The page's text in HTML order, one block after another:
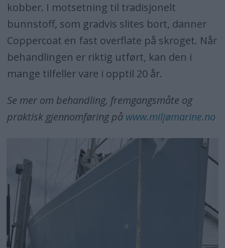
kobber. I motsetning til tradisjonelt
bunnstoff, som gradvis slites bort, danner
Coppercoat en fast overflate på skroget. Når
behandlingen er riktig utført, kan den i
mange tilfeller vare i opptil 20 år.
Se mer om behandling, fremgangsmåte og
praktisk gjennomføring på www.miljømarine.no